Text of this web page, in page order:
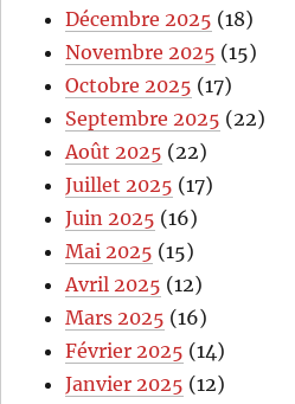
Décembre 2025 (18)
Novembre 2025 (15)
Octobre 2025 (17)
Septembre 2025 (22)
Août 2025 (22)
Juillet 2025 (17)
Juin 2025 (16)
Mai 2025 (15)
Avril 2025 (12)
Mars 2025 (16)
Février 2025 (14)
Janvier 2025 (12)